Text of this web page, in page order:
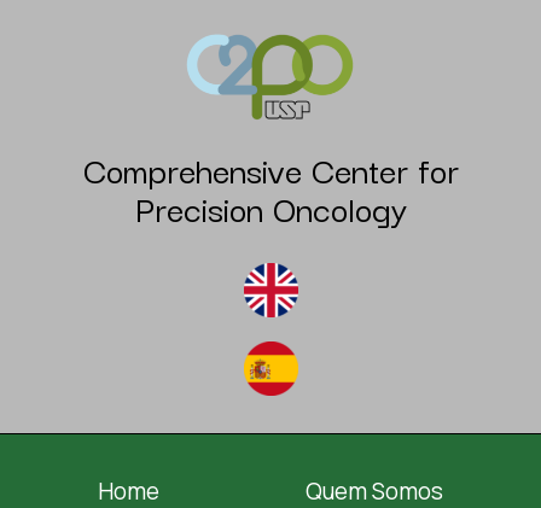
Comprehensive Center for
Precision Oncology
Home Quem Somos